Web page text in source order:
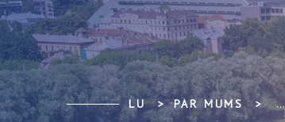
LU PAR MUMS ...